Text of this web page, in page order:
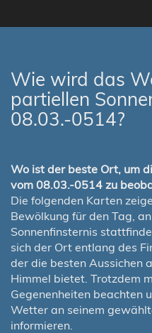
Wie wird das
partiellen
08.03.-0514?
Wo ist der beste Ort, um
vom 08.03.-0514 zu
Die folgenden Karten
Bewölkung für den Tag,
Sonnenfinsternis
sich der Ort entlang des
der die besten Aussichen
Himmel bietet. Trotzdem
Gegenenheiten beachten
Wetter an seinem
informieren.